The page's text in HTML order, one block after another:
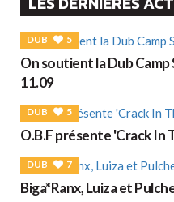
DUB 5
On soutient la Dub Camp
11.09
DUB 5
O.B.F présente 'Crack In
DUB 7
Biga*Ranx, Luiza et